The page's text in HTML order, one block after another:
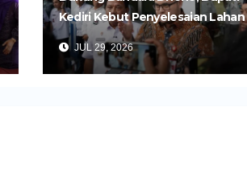
Kediri Kebut Penyelesaian Lahan
Dua Ruas Tol Kertosono-Kediri
JUL 29, 2026